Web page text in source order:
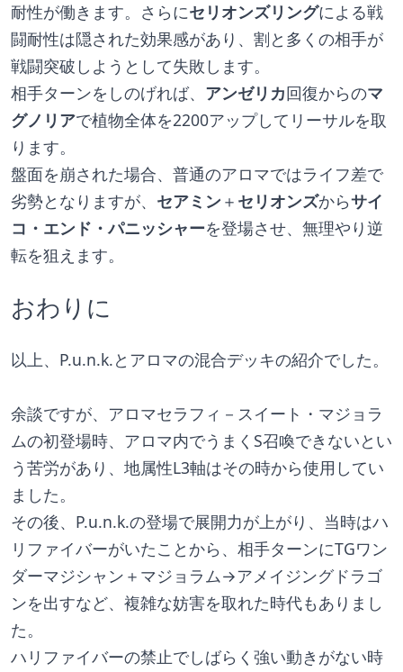
耐性が働きます。さらにセリオンズリングによる戦
闘耐性は隠された効果感があり、割と多くの相手が
戦闘突破しようとして失敗します。
相手ターンをしのげれば、 アンゼリカ回復からのマ
グノリアで植物全体を2200アップしてリーサルを取
ります。
盤面を崩された場合、普通のアロマではライフ差で
劣勢となりますが、 セアミン＋ セリオンズからサイ
コ・エンド・パニッシャーを登場させ、無理やり逆
転を狙えます。
おわりに
以上、P.u.n.k.とアロマの混合デッキの紹介でした。
余談ですが、アロマセラフィ－スイート・マジョラ
ムの初登場時、アロマ内でうまくS召喚できないとい
う苦労があり、地属性L3軸はその時から使用してい
ました。
その後、P.u.n.k.の登場で展開力が上がり、当時はハ
リファイバーがいたことから、相手ターンにTGワン
ダーマジシャン＋マジョラム→アメイジングドラゴ
ンを出すなど、複雑な妨害を取れた時代もありまし
た。
ハリファイバーの禁止でしばらく強い動きがない時